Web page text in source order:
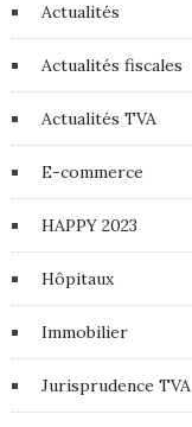
Actualités
Actualités fiscales
Actualités TVA
E-commerce
HAPPY 2023
Hôpitaux
Immobilier
Jurisprudence TVA